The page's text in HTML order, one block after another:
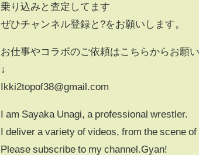
乗り込みと査定してます
ぜひチャンネル登録と?をお願いします。
お仕事やコラボのご依頼はこちらからお願い
↓
Ikki2topof38@gmail.com
I am Sayaka Unagi, a professional wrestler.
I deliver a variety of videos, from the scene
Please subscribe to my channel.Gyan!